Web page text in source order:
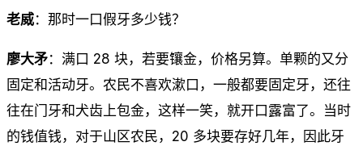
老威：那时一口假牙多少钱？
廖大矛：满口 28 块，若要镶金，价格另算。单颗的又分
固定和活动牙。农民不喜欢漱口，一般都要固定牙，还往
往在门牙和犬齿上包金，这样一笑，就开口露富了。当时
的钱值钱，对于山区农民，20 多块要存好几年，因此牙